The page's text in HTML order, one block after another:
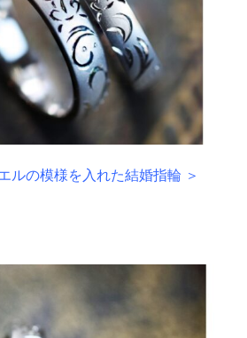
ルの模様を入れた結婚指輪 ＞